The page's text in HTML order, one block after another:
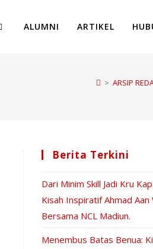
ALUMNI ARTIKEL
> ARSIP
Berita Terkini
Dari Minim Skill Jadi Kru
Kisah Inspiratif Ahmad Aan
Bersama NCL Madiun.
Menembus Batas Benua: